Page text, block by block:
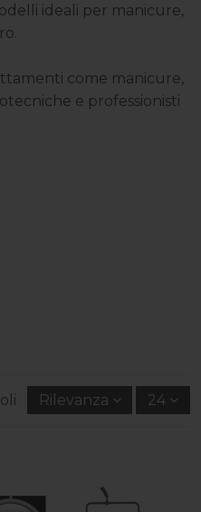
ideali per manicure,
come manicure,
e professionisti
Rilevanza 24